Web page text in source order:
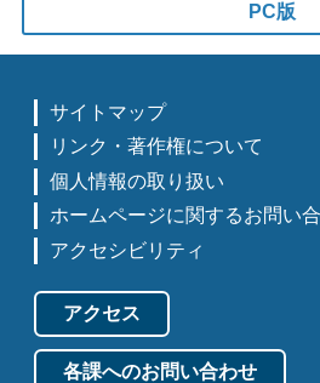
PC版
サイトマップ
リンク・著作権について
個人情報の取り扱い
ホームページに関するお問い
アクセシビリティ
アクセス
各課へのお問い合わせ